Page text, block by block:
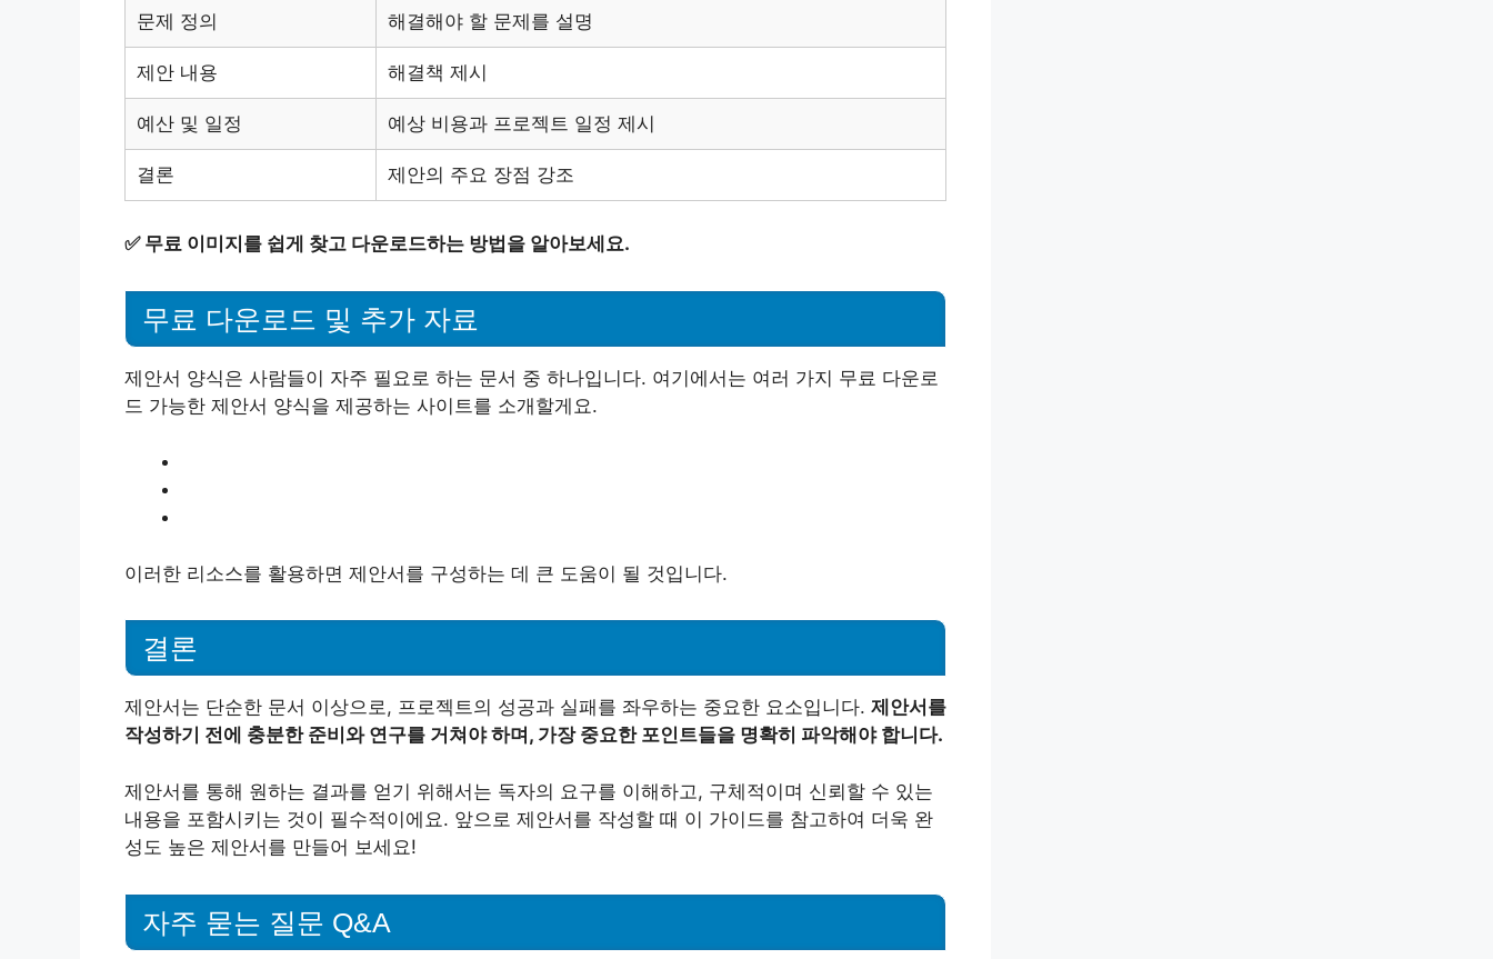
문제 정의 해결해야 할 문제를 설명
제안 내용 해결책 제시
예산 및 일정 예상 비용과 프로젝트 일정 제시
결론 제안의 주요 장점 강조
✅ 무료 이미지를 쉽게 찾고 다운로드하는 방법을 알아보세요.
무료 다운로드 및 추가 자료
제안서 양식은 사람들이 자주 필요로 하는 문서 중 하나입니다. 여기에서는 여러 가지 무료 다운로
드 가능한 제안서 양식을 제공하는 사이트를 소개할게요.
이러한 리소스를 활용하면 제안서를 구성하는 데 큰 도움이 될 것입니다.
결론
제안서는 단순한 문서 이상으로, 프로젝트의 성공과 실패를 좌우하는 중요한 요소입니다. 제안서를
작성하기 전에 충분한 준비와 연구를 거쳐야 하며, 가장 중요한 포인트들을 명확히 파악해야 합니다.
제안서를 통해 원하는 결과를 얻기 위해서는 독자의 요구를 이해하고, 구체적이며 신뢰할 수 있는
내용을 포함시키는 것이 필수적이에요. 앞으로 제안서를 작성할 때 이 가이드를 참고하여 더욱 완
성도 높은 제안서를 만들어 보세요!
자주 묻는 질문 Q&A